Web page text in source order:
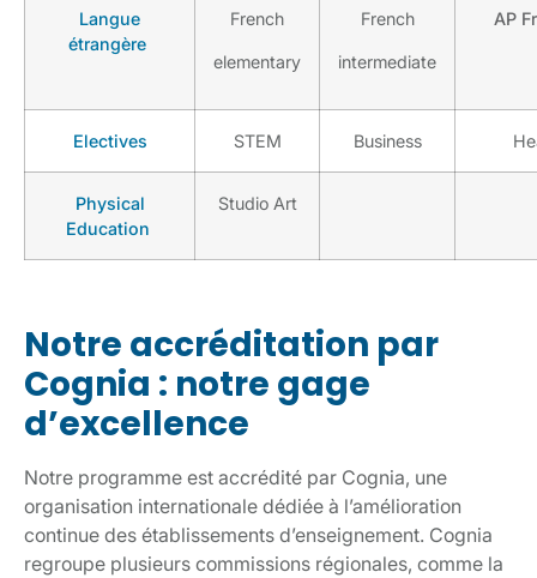
Langue
étrangère
French
elementary
French
intermediate
AP
Electives STEM Business
Physical
Education
Studio Art
Notre accréditation par
Cognia : notre gage
d’excellence
Notre programme est accrédité par Cognia, une
organisation internationale dédiée à l’amélioration
continue des établissements d’enseignement. Cognia
regroupe plusieurs commissions régionales, comme la